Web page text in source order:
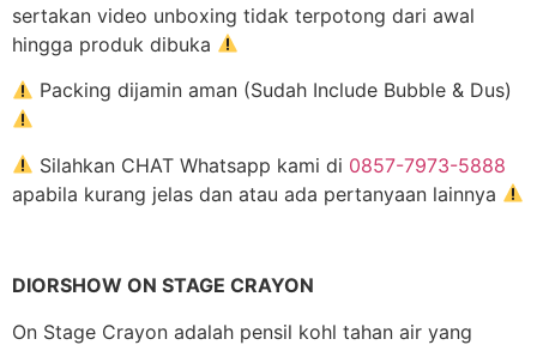
sertakan video unboxing tidak terpotong dari awal
hingga produk dibuka
Packing dijamin aman (Sudah Include Bubble & Dus)
Silahkan CHAT Whatsapp kami di 0857-7973-5888
apabila kurang jelas dan atau ada pertanyaan lainnya
DIORSHOW ON STAGE CRAYON
On Stage Crayon adalah pensil kohl tahan air yang